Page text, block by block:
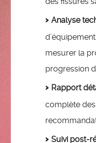
Analyse
mesurer la
progression
Rapport
complète
Suivi post-